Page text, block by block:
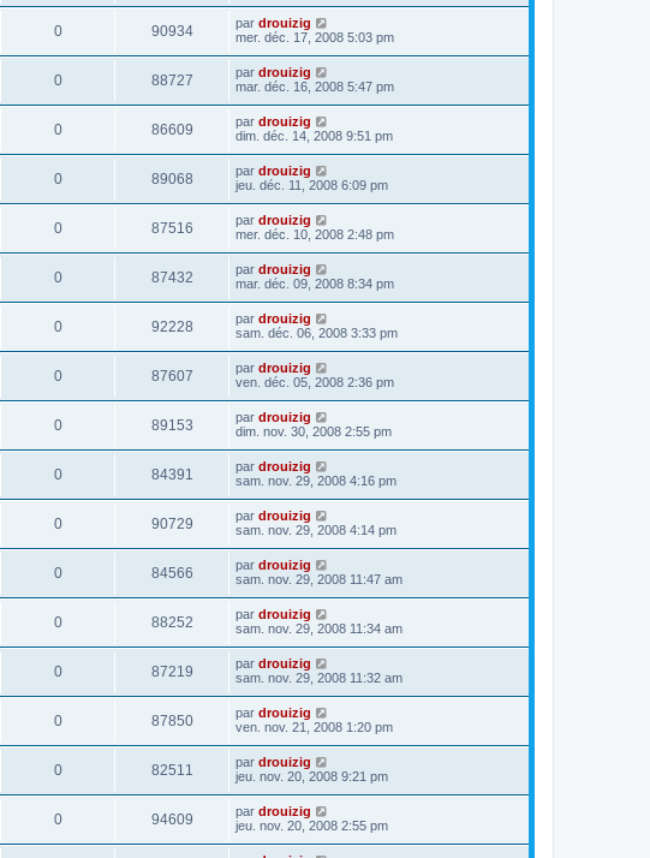
0 90934 par drouizig
mer. déc. 17, 2008 5:03 pm
0 88727 par drouizig
mar. déc. 16, 2008 5:47 pm
0 86609 par drouizig
dim. déc. 14, 2008 9:51 pm
0 89068 par drouizig
jeu. déc. 11, 2008 6:09 pm
0 87516 par drouizig
mer. déc. 10, 2008 2:48 pm
0 87432 par drouizig
mar. déc. 09, 2008 8:34 pm
0 92228 par drouizig
sam. déc. 06, 2008 3:33 pm
0 87607 par drouizig
ven. déc. 05, 2008 2:36 pm
0 89153 par drouizig
dim. nov. 30, 2008 2:55 pm
0 84391 par drouizig
sam. nov. 29, 2008 4:16 pm
0 90729 par drouizig
sam. nov. 29, 2008 4:14 pm
0 84566 par drouizig
sam. nov. 29, 2008 11:47 am
0 88252 par drouizig
sam. nov. 29, 2008 11:34 am
0 87219 par drouizig
sam. nov. 29, 2008 11:32 am
0 87850 par drouizig
ven. nov. 21, 2008 1:20 pm
0 82511 par drouizig
jeu. nov. 20, 2008 9:21 pm
0 94609 par drouizig
jeu. nov. 20, 2008 2:55 pm